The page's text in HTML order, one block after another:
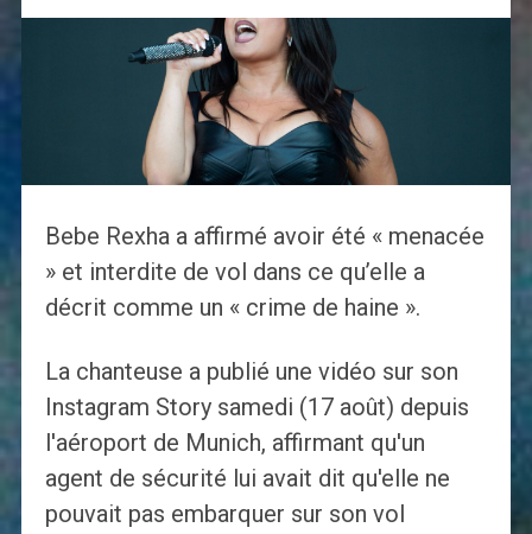
Bebe Rexha a affirmé avoir été « menacée
» et interdite de vol dans ce qu’elle a
décrit comme un « crime de haine ».
La chanteuse a publié une vidéo sur son
Instagram Story samedi (17 août) depuis
l'aéroport de Munich, affirmant qu'un
agent de sécurité lui avait dit qu'elle ne
pouvait pas embarquer sur son vol